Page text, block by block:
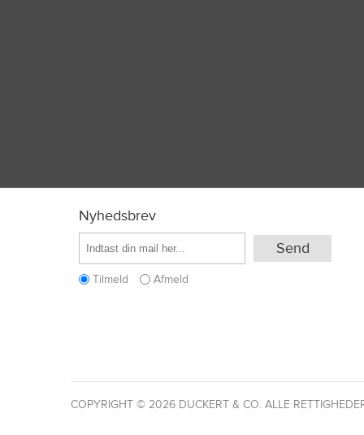
Nyhedsbrev
Tilmeld Afmeld
COPYRIGHT © 2026 DUCKERT & CO. ALLE